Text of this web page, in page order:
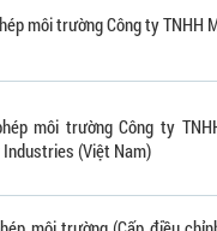
môi trường Công ty TNHH
môi trường Công ty
Industries (Việt Nam)